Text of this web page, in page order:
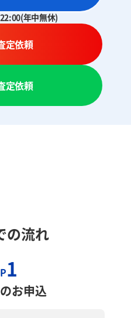
年中無休)
定依頼
定依頼
の流れ
1
お申込